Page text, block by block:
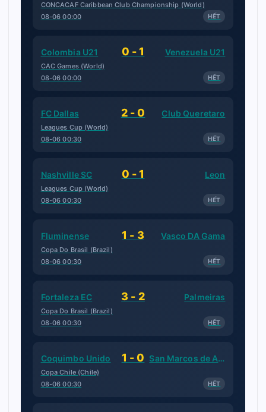
CONCACAF Caribbean Club Championship (World)
08-06 00:00
HẾT
Colombia U21 0 - 1 Venezuela U21
CAC Games (World)
08-06 00:00
HẾT
FC Dallas 2 - 0 Club Queretaro
Leagues Cup (World)
08-06 00:30
HẾT
Nashville SC 0 - 1 Leon
Leagues Cup (World)
08-06 00:30
HẾT
Fluminense 1 - 3 Vasco DA Gama
Copa Do Brasil (Brazil)
08-06 00:30
HẾT
Fortaleza EC 3 - 2 Palmeiras
Copa Do Brasil (Brazil)
08-06 00:30
HẾT
Coquimbo Unido 1 - 0 San Marcos de Arica
Copa Chile (Chile)
08-06 00:30
HẾT